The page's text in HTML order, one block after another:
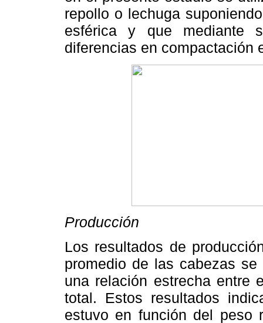
repollo o lechuga
esférica y que mediante
diferencias en compactación
Producción
Los resultados de
promedio de las cabezas
una relación estrecha entre
total. Estos resultados
estuvo en función del peso